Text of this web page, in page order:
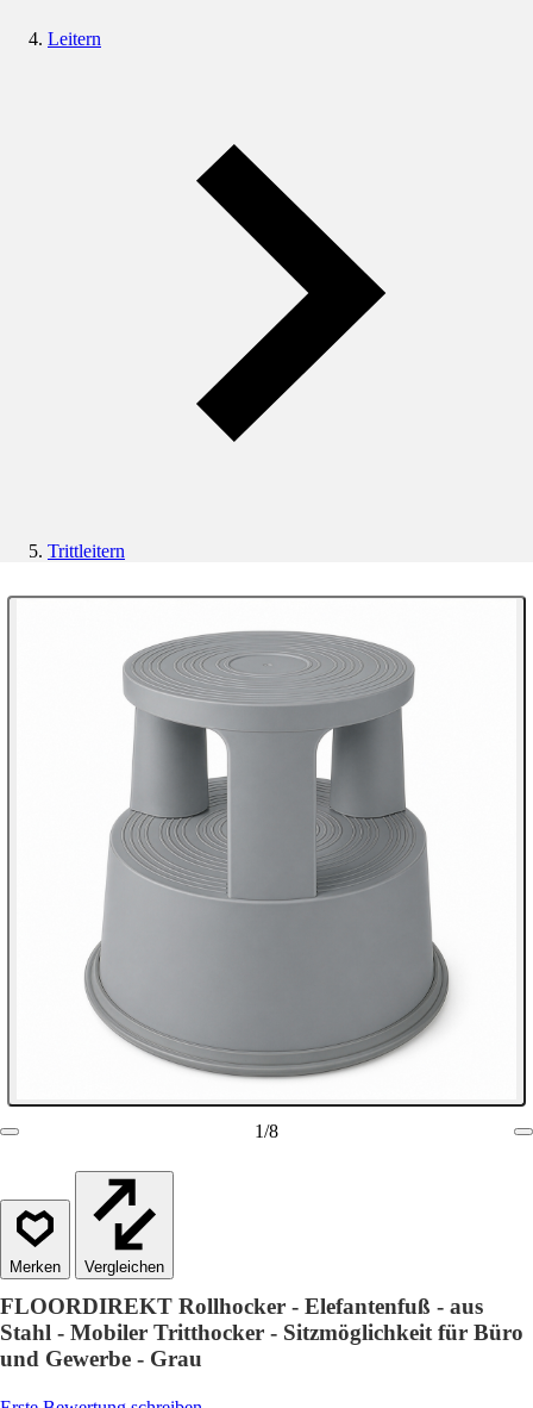
Leitern
Trittleitern
1/8
Vergleichen
FLOORDIREKT Rollhocker - Elefantenfuß - aus
Stahl - Mobiler Tritthocker - Sitzmöglichkeit für Büro
und Gewerbe - Grau